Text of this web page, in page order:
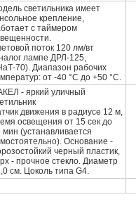
светильника имеет
крепление,
с таймером
поток 120 лм/вт
лампе ДРЛ-125,
70). Диапазон рабочих
от -40 °C до +50 °C.
- яркий уличный
движения в радиусе 12 м,
освещения от 15 сек до
мин (устанавливается
Основание -
черный пластик,
- прочное стекло. Диаметр
см. Цоколь типа G4.